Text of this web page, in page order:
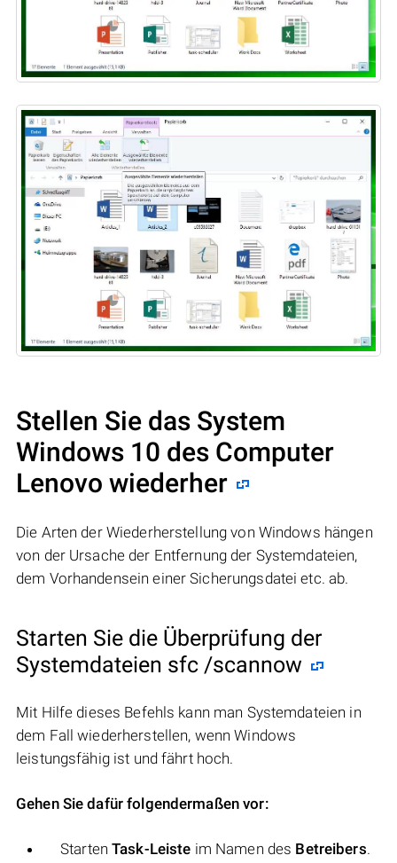
Stellen Sie das System
Windows 10 des Computer
Lenovo wiederher
Die Arten der Wiederherstellung von Windows hängen
von der Ursache der Entfernung der Systemdateien,
dem Vorhandensein einer Sicherungsdatei etc. ab.
Starten Sie die Überprüfung der
Systemdateien sfc /scannow
Mit Hilfe dieses Befehls kann man Systemdateien in
dem Fall wiederherstellen, wenn Windows
leistungsfähig ist und fährt hoch.
Gehen Sie dafür folgendermaßen vor:
StartenTask-Leiste im Namen des Betreibers.